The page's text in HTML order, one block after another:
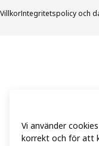
VillkorIntegritetspolicy och
Vi använder
korrekt och för att